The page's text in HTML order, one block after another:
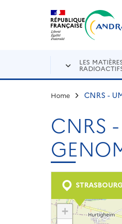
Aller au contenu principal
LES
Home CNRS -
CNRS
+